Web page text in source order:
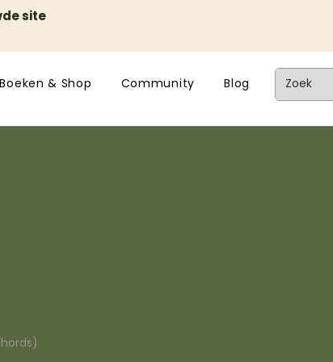
site
Boeken & Shop Community Blog